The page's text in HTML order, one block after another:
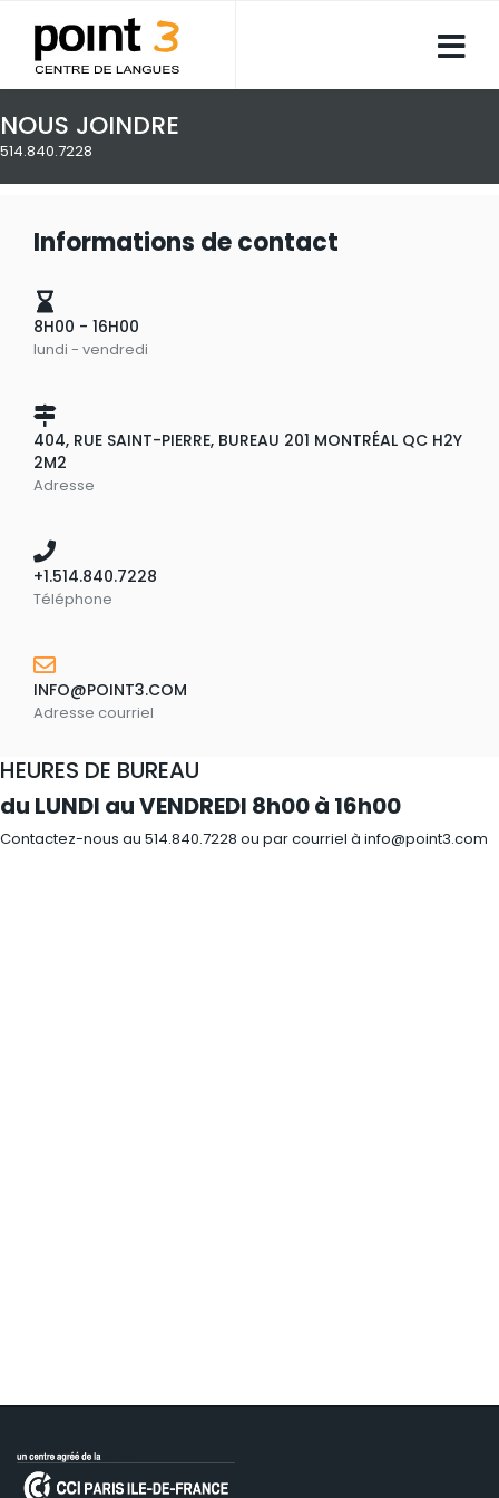
NOUS JOINDRE
514.840.7228
Informations de contact
8H00 - 16H00
lundi - vendredi
404, RUE SAINT-PIERRE, BUREAU 201 MONTRÉAL QC H2Y
2M2
Adresse
+1.514.840.7228
Téléphone
INFO@POINT3.COM
Adresse courriel
HEURES DE BUREAU
du LUNDI au VENDREDI 8h00 à 16h00
Contactez-nous au 514.840.7228 ou par courriel à info@point3.com